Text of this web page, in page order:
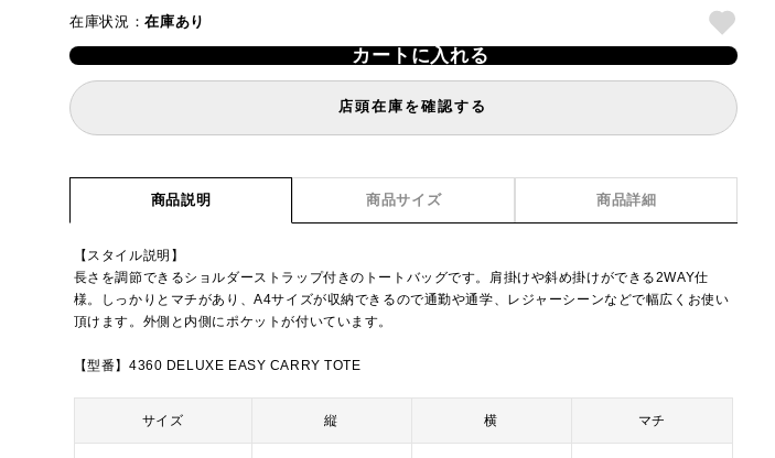
在庫状況：在庫あり
カートに入れる
店頭在庫を確認する
商品説明 商品サイズ 商品詳細
【スタイル説明】
長さを調節できるショルダーストラップ付きのトートバッグです。肩掛けや斜め掛けができる2WAY仕
様。しっかりとマチがあり、A4サイズが収納できるので通勤や通学、レジャーシーンなどで幅広くお使い
頂けます。外側と内側にポケットが付いています。
【型番】4360 DELUXE EASY CARRY TOTE
サイズ 縦 横 マチ